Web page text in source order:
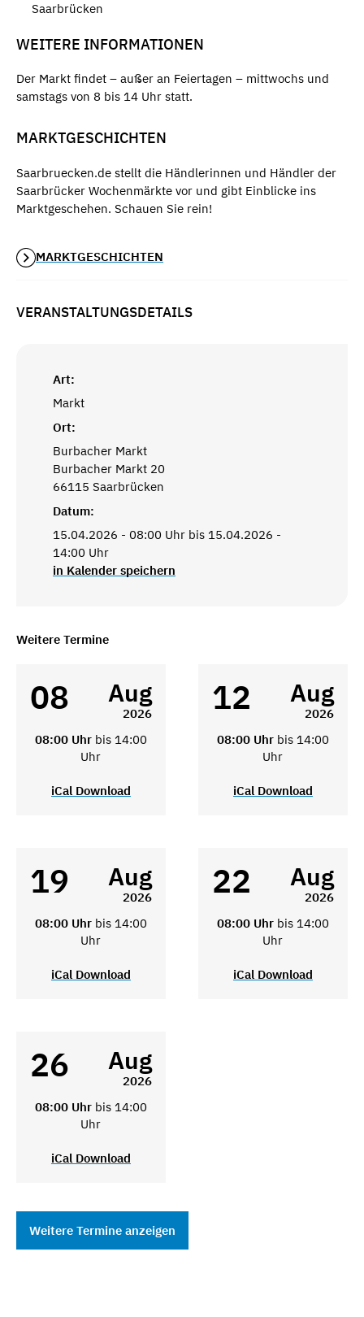
Saarbrücken
WEITERE INFORMATIONEN
Der Markt findet – außer an Feiertagen – mittwochs und
samstags von 8 bis 14 Uhr statt.
MARKTGESCHICHTEN
Saarbruecken.de stellt die Händlerinnen und Händler der
Saarbrücker Wochenmärkte vor und gibt Einblicke ins
Marktgeschehen. Schauen Sie rein!
MARKTGESCHICHTEN
VERANSTALTUNGSDETAILS
Art:
Markt
Ort:
Burbacher Markt
Burbacher Markt 20
66115 Saarbrücken
Datum:
15.04.2026 - 08:00 Uhr bis 15.04.2026 -
14:00 Uhr
in Kalender speichern
Weitere Termine
08 Aug
2026
08:00 Uhr bis 14:00
Uhr
iCal Download
12 Aug
2026
08:00 Uhr bis 14:00
Uhr
iCal Download
19 Aug
2026
08:00 Uhr bis 14:00
Uhr
iCal Download
22 Aug
2026
08:00 Uhr bis 14:00
Uhr
iCal Download
26 Aug
2026
08:00 Uhr bis 14:00
Uhr
iCal Download
Weitere Termine anzeigen